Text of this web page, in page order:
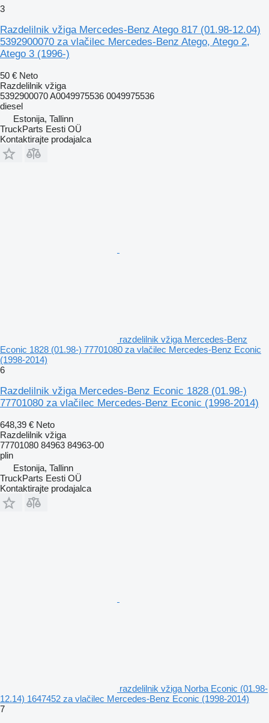
3
Razdelilnik vžiga Mercedes-Benz Atego 817 (01.98-12.04)
5392900070 za vlačilec Mercedes-Benz Atego, Atego 2,
Atego 3 (1996-)
50 € Neto
Razdelilnik vžiga
5392900070 A0049975536 0049975536
diesel
Estonija, Tallinn
TruckParts Eesti OÜ
Kontaktirajte prodajalca
razdelilnik vžiga Mercedes-Benz
Econic 1828 (01.98-) 77701080 za vlačilec Mercedes-Benz Econic
(1998-2014)
6
Razdelilnik vžiga Mercedes-Benz Econic 1828 (01.98-)
77701080 za vlačilec Mercedes-Benz Econic (1998-2014)
648,39 € Neto
Razdelilnik vžiga
77701080 84963 84963-00
plin
Estonija, Tallinn
TruckParts Eesti OÜ
Kontaktirajte prodajalca
razdelilnik vžiga Norba Econic (01.98-
12.14) 1647452 za vlačilec Mercedes-Benz Econic (1998-2014)
7